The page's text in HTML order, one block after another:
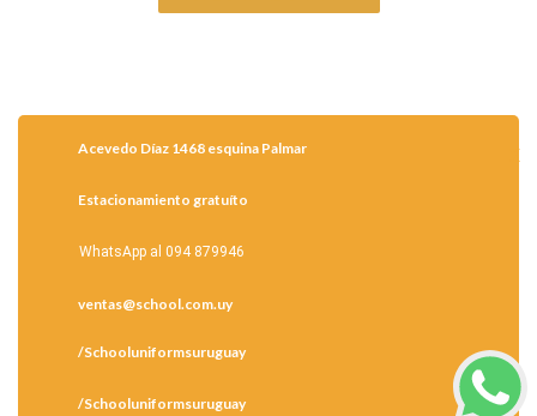
Acevedo Díaz 1468 esquina Palmar
Estacionamiento gratuíto
WhatsApp al 094 879946
ventas@school.com.uy
/Schooluniformsuruguay
/Schooluniformsuruguay